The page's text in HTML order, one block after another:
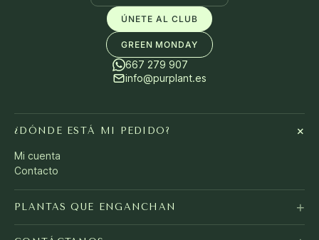
ÚNETE AL CLUB
GREEN MONDAY
667 279 907
info@purplant.es
¿DÓNDE ESTÁ MI PEDIDO? +
Mi cuenta
Contacto
PLANTAS QUE ENGANCHAN +